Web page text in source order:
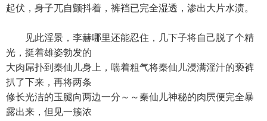
起伏，身子兀自颤抖着，裤裆已完全湿透，渗出大片水渍。
见此淫景，李赫哪里还能忍住，几下子将自己脱了个精
光，挺着雄姿勃发的
大肉屌扑到秦仙儿身上，喘着粗气将秦仙儿浸满淫汁的亵裤
扒了下来，再将两条
修长光洁的玉腿向两边一分～～秦仙儿神秘的肉屄便完全暴
露出来，但见一簇浓